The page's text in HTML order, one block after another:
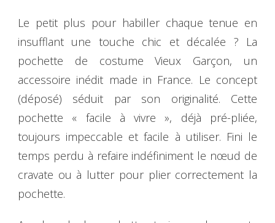
Le petit plus pour habiller chaque tenue en
insufflant une touche chic et décalée ? La
pochette de costume Vieux Garçon, un
accessoire inédit made in France. Le concept
(déposé) séduit par son originalité. Cette
pochette « facile à vivre », déjà pré-pliée,
toujours impeccable et facile à utiliser. Fini le
temps perdu à refaire indéfiniment le nœud de
cravate ou à lutter pour plier correctement la
pochette.